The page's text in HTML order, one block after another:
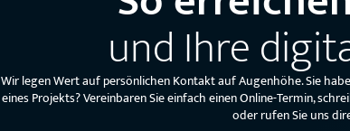
und Ihre
Wir legen Wert auf persönlichen Kontakt auf Augenhöhe. Sie
eines Projekts? Vereinbaren Sie einfach einen Online-Termin,
oder rufen Sie uns